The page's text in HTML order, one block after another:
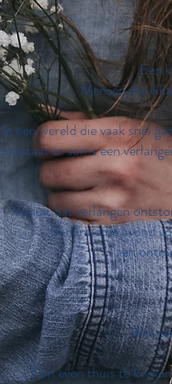
Een
Mensen die
In een wereld die vaak snel
ontstaat er soms een
Vanuit dat verlangen
Een intieme avond
en
Wel
Om even thuis te